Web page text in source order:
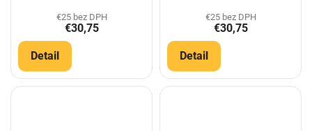
€25 bez DPH
€30,75
Detail
€25 bez DPH
€30,75
Detail